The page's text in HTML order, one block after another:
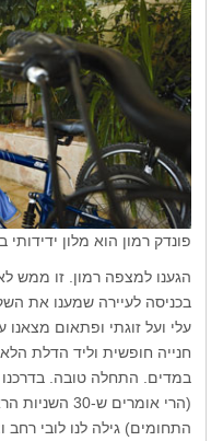
פונדק רמון הוא מלון ידידותי
בכניסה לעיירה שמענו את
עלי ועל זוגתי ופתאום מצאנו
חנייה חופשית וליד הדלת
במדים. התחלה טובה.
(הרי אומרים
התחומים) גילה לנו לובי רחב